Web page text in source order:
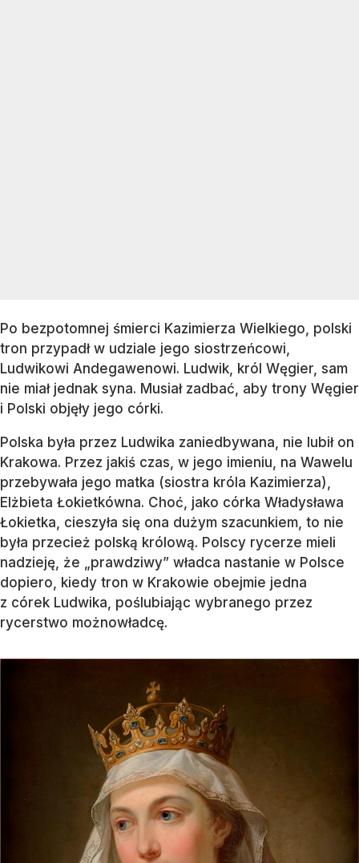
Po bezpotomnej śmierci Kazimierza Wielkiego, polski
tron przypadł w udziale jego siostrzeńcowi,
Ludwikowi Andegawenowi. Ludwik, król Węgier, sam
nie miał jednak syna. Musiał zadbać, aby trony Węgier
i Polski objęły jego córki.
Polska była przez Ludwika zaniedbywana, nie lubił on
Krakowa. Przez jakiś czas, w jego imieniu, na Wawelu
przebywała jego matka (siostra króla Kazimierza),
Elżbieta Łokietkówna. Choć, jako córka Władysława
Łokietka, cieszyła się ona dużym szacunkiem, to nie
była przecież polską królową. Polscy rycerze mieli
nadzieję, że „prawdziwy” władca nastanie w Polsce
dopiero, kiedy tron w Krakowie obejmie jedna
z córek Ludwika, poślubiając wybranego przez
rycerstwo możnowładcę.